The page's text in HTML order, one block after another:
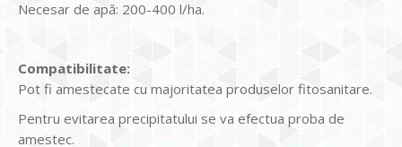
Necesar de apă: 200-400 l/ha.
Compatibilitate:
Pot fi amestecate cu majoritatea produselor fitosanitare.
Pentru evitarea precipitatului se va efectua proba de
amestec.